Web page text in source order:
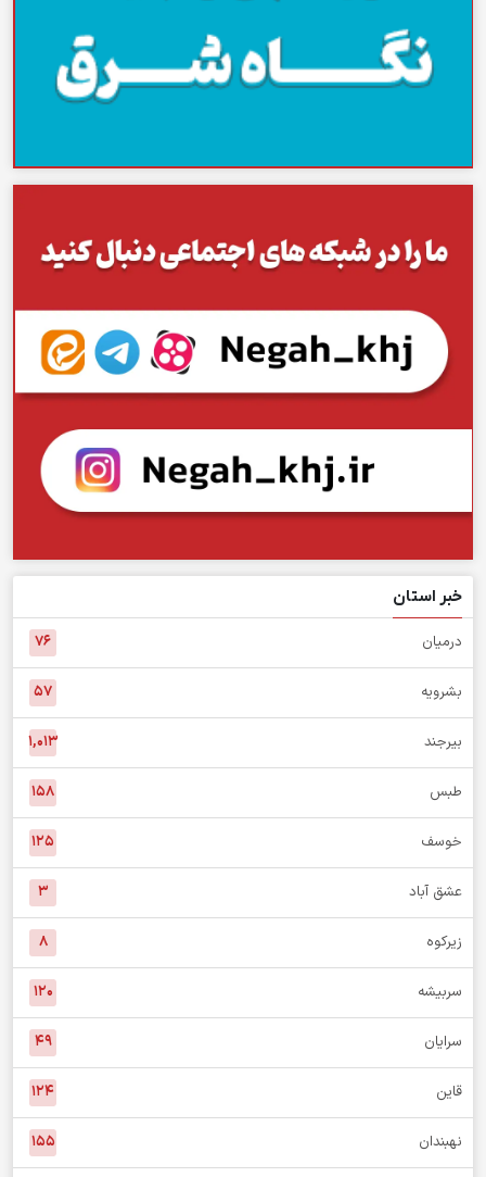
خبر استان
درمیان ۷۶
بشرویه ۵۷
بیرجند ۱,۰۱۳
طبس ۱۵۸
خوسف ۱۲۵
عشق آباد ۳
زیرکوه ۸
سربیشه ۱۲۰
سرایان ۴۹
قاین ۱۲۴
نهبندان ۱۵۵